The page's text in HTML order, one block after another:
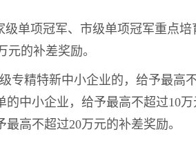
单项冠军、市级单项冠军重点
元的补差奖励。
专精特新中小企业的，给予最高
的中小企业，给予最高不超过10
高不超过20万元的补差奖励。